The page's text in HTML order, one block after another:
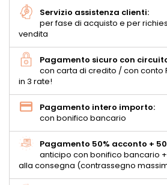
Servizio assistenza clienti:
per fase di acquisto e per
vendita
Pagamento sicuro con
con carta di credito / con conto
in 3 rate!
Pagamento intero importo:
con bonifico bancario
Pagamento 50% acconto +
anticipo con bonifico bancario
alla consegna (contrassegno